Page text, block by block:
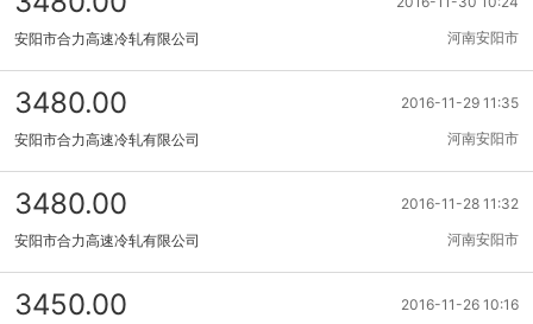
河南安阳市
安阳市合力高速冷轧有限公司
2016-11-29 11:35
3480.00
河南安阳市
安阳市合力高速冷轧有限公司
2016-11-28 11:32
3480.00
河南安阳市
安阳市合力高速冷轧有限公司
2016-11-26 10:16
3450.00